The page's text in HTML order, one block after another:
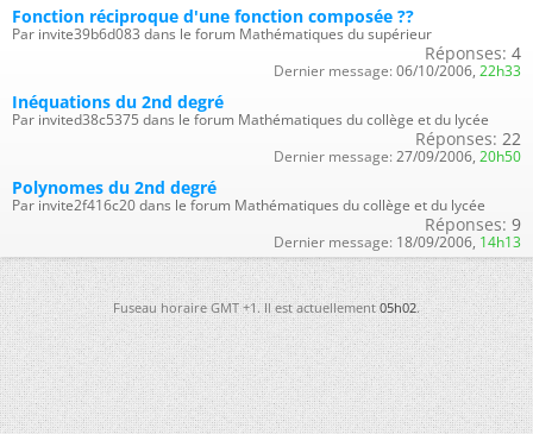
Fonction réciproque d'une fonction composée ??
Par invite39b6d083 dans le forum Mathématiques du supérieur
Réponses: 4
Dernier message: 06/10/2006, 22h33
Inéquations du 2nd degré
Par invited38c5375 dans le forum Mathématiques du collège et du lycée
Réponses: 22
Dernier message: 27/09/2006, 20h50
Polynomes du 2nd degré
Par invite2f416c20 dans le forum Mathématiques du collège et du lycée
Réponses: 9
Dernier message: 18/09/2006, 14h13
Fuseau horaire GMT +1. Il est actuellement05h02.